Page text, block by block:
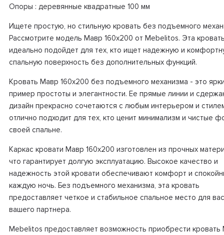
Опоры : деревянные квадратные 100 мм
Ищете простую, но стильную кровать без подъемного
Рассмотрите модель Мавр 160х200 от Mebelitos. Эта
идеально подойдет для тех, кто ищет надежную и
спальную поверхность без дополнительных функций.
Кровать Мавр 160х200 без подъемного механизма - это
пример простоты и элегантности. Ее прямые линии и
дизайн прекрасно сочетаются с любым интерьером и
отлично подходит для тех, кто ценит минимализм и чистые
своей спальне.
Каркас кровати Мавр 160х200 изготовлен из прочных
что гарантирует долгую эксплуатацию. Высокое качество и
надежность этой кровати обеспечивают комфорт и
каждую ночь. Без подъемного механизма, эта кровать
предоставляет четкое и стабильное спальное место для
вашего партнера.
Mebelitos предоставляет возможность приобрести кровать